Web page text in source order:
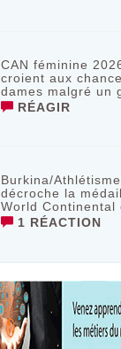
CAN féminine
croient aux
dames malgré un
RÉAGIR
Burkina/
décroche la
World Continental
1 RÉACTION